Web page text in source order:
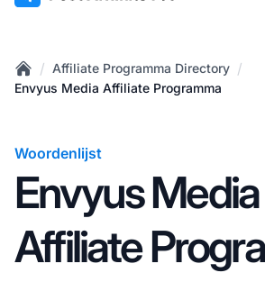
Home
/ Affiliate Programma Directory /
Envyus Media Affiliate Programma
Woordenlijst
Envyus Media
Affiliate